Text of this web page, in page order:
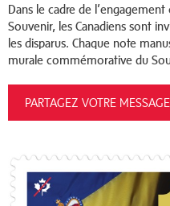
Dans le cadre de
Souvenir, les Canadiens sont
les disparus. Chaque note
murale commémorative du
PARTAGEZ VOTRE MESSAGE